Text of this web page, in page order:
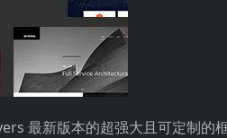
最新版本的超强大且可定制的框